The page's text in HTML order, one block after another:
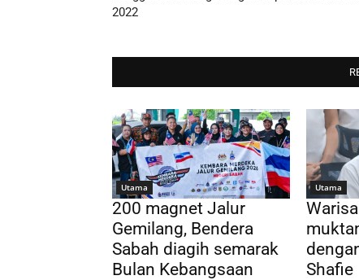
2022
Utama
200 magnet Jalur
Gemilang, Bendera
Sabah diagih semarak
Bulan Kebangsaan
Utama
Shafie